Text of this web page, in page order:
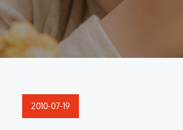
Posted
2010-07-19